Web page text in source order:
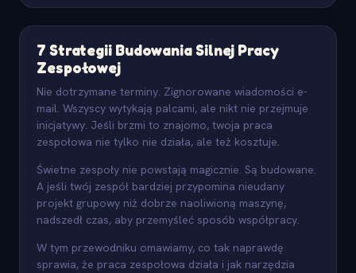
7 Strategii Budowania Silnej Pracy
Zespołowej
Nie dotrzymane terminy. Zignorowane wiadomości e-
mail. Wszyscy wytykają palcami, ale nikt nie przejmuje
inicjatywy. Jeśli brzmi to znajomo, twoja praca
zespołowa nie tylko nie działa, ale też kosztuje.
Świetne zespoły nie powstają magicznie. Są budowane.
A jeśli twój zespół bardziej przypomina nieudany
projekt grupowy niż dobrze naoliwioną maszynę,
nadszedł czas, aby przemyśleć sposób współpracy.
W tym przewodniku omawiamy, co tak naprawdę
sprawia, że praca zespołowa działa i jak narzędzia